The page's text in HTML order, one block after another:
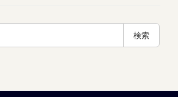
検索